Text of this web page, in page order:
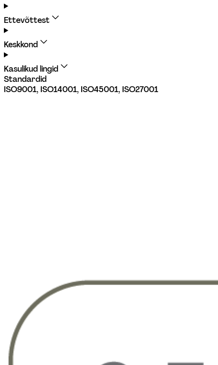
Ettevõttest
Keskkond
Kasulikud lingid
Standardid
ISO9001, ISO14001, ISO45001, ISO27001